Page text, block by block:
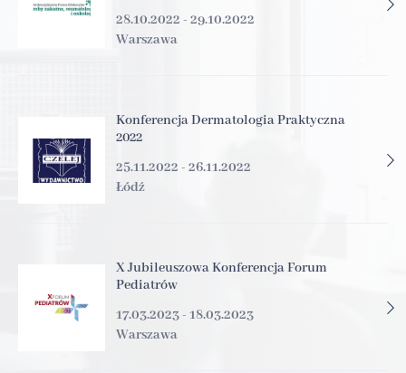
28.10.2022 - 29.10.2022
Warszawa
Konferencja Dermatologia Praktyczna
2022
25.11.2022 - 26.11.2022
Łódź
X Jubileuszowa Konferencja Forum
Pediatrów
17.03.2023 - 18.03.2023
Warszawa